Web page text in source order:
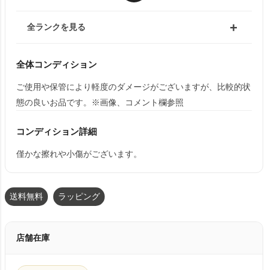
全ランクを見る
全体コンディション
ご使用や保管により軽度のダメージがございますが、比較的状
態の良いお品です。※画像、コメント欄参照
コンディション詳細
僅かな擦れや小傷がございます。
送料無料 ラッピング
店舗在庫